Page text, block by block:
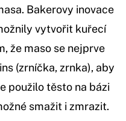
Bakerovy inovace
vytvořit kuřecí
že maso se nejprve
(zrníčka, zrnka), aby
použilo těsto na bázi
smažit i zmrazit.